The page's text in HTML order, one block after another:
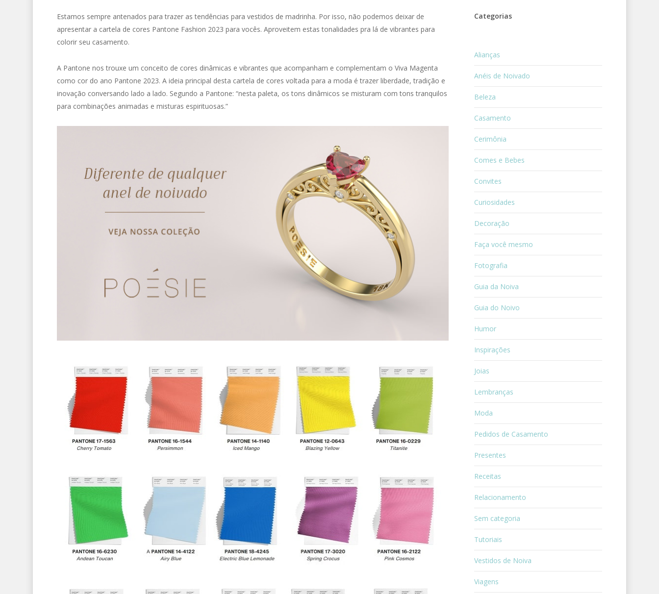
Estamos sempre antenados para trazer as tendências para vestidos de madrinha. Por isso, não podemos deixar de
apresentar a cartela de cores Pantone Fashion 2023 para vocês. Aproveitem estas tonalidades pra lá de vibrantes para
colorir seu casamento.
A Pantone nos trouxe um conceito de cores dinâmicas e vibrantes que acompanham e complementam o Viva Magenta
como cor do ano Pantone 2023. A ideia principal desta cartela de cores voltada para a moda é trazer liberdade, tradição e
inovação conversando lado a lado. Segundo a Pantone: “nesta paleta, os tons dinâmicos se misturam com tons tranquilos
para combinações animadas e misturas espirituosas.”
Categorias
Alianças
Anéis de Noivado
Beleza
Casamento
Cerimônia
Comes e Bebes
Convites
Curiosidades
Decoração
Faça você mesmo
Fotografia
Guia da Noiva
Guia do Noivo
Humor
Inspirações
Joias
Lembranças
Moda
Pedidos de Casamento
Presentes
Receitas
Relacionamento
Sem categoria
Tutoriais
Vestidos de Noiva
Viagens